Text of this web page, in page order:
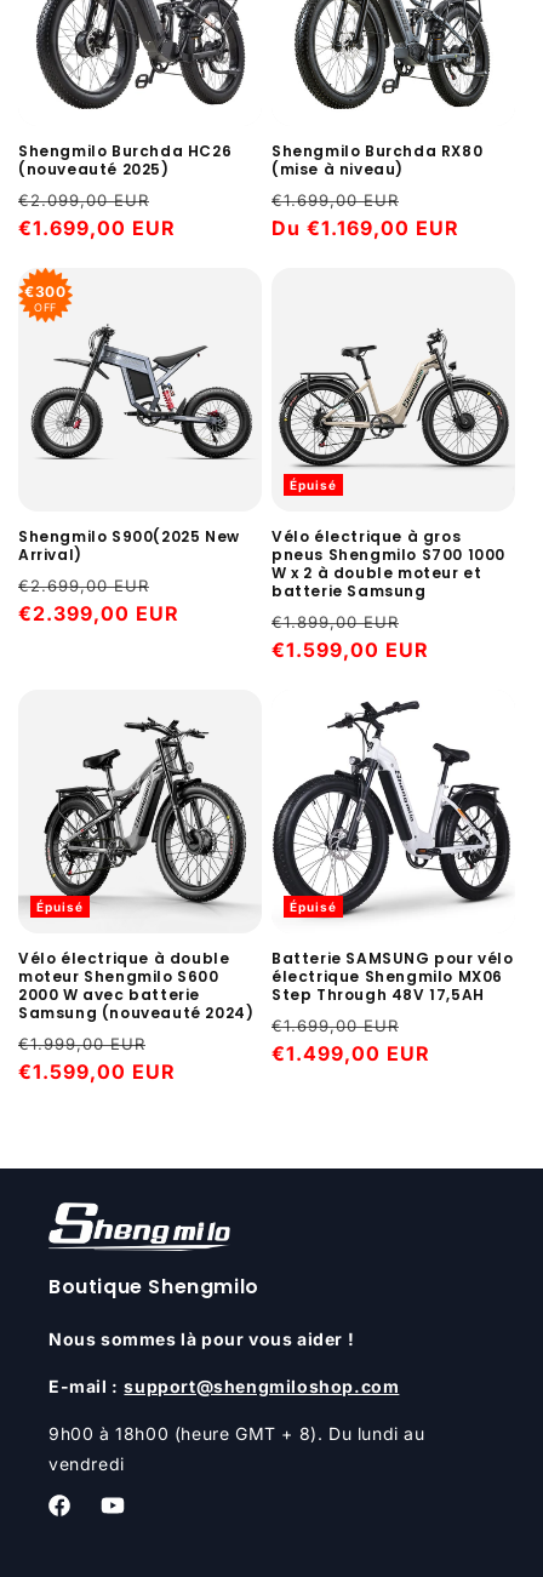
Shengmilo Burchda HC26
(nouveauté 2025)
Prix
habituel
€2.099,00 EUR
promotionnel
€1.699,00 EUR
Shengmilo Burchda RX80
(mise à niveau)
Prix
habituel
€1.699,00 EUR
Du €1.169,00 EUR
€300
OFF
Shengmilo S900(2025 New
Arrival)
Prix
habituel
€2.699,00 EUR
promotionnel
€2.399,00 EUR
Épuisé
Vélo électrique à gros
pneus Shengmilo S700 1000
W x 2 à double moteur et
batterie Samsung
Prix
habituel
€1.899,00 EUR
€1.599,00 EUR
Épuisé
Vélo électrique à double
moteur Shengmilo S600
2000 W avec batterie
Samsung (nouveauté 2024)
Prix
habituel
€1.999,00 EUR
promotionnel
€1.599,00 EUR
Épuisé
Batterie SAMSUNG pour vélo
électrique Shengmilo MX06
Step Through 48V 17,5AH
Prix
habituel
€1.699,00 EUR
€1.499,00 EUR
Boutique Shengmilo
Nous sommes là pour vous aider !
E-mail : support@shengmiloshop.com
9h00 à 18h00 (heure GMT + 8). Du lundi au
vendredi
FacebookYouTube